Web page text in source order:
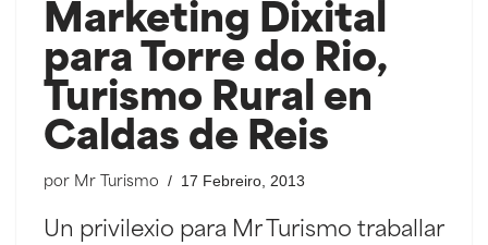
Marketing Dixital
para Torre do Rio,
Turismo Rural en
Caldas de Reis
por Mr Turismo 17 Febreiro, 2013
Un privilexio para Mr Turismo traballar